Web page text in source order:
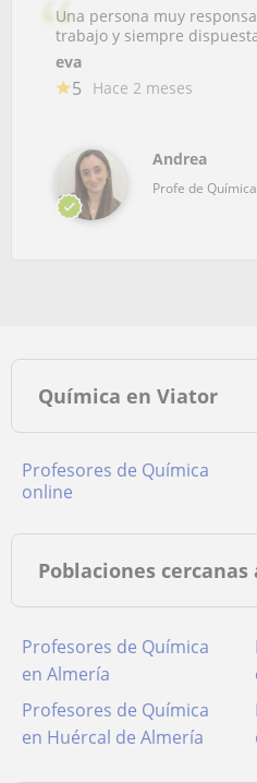
Una persona muy
trabajo y siempre
eva
5 Hace 2 meses
Andrea
Profe de Química
Química en Viator
Profesores de Química
online
Poblaciones
Profesores de Química
en Almería
Profesores de Química
en Huércal de Almería